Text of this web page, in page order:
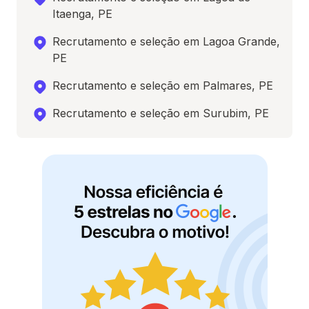
Itaenga, PE
Recrutamento e seleção em Lagoa Grande,
PE
Recrutamento e seleção em Palmares, PE
Recrutamento e seleção em Surubim, PE